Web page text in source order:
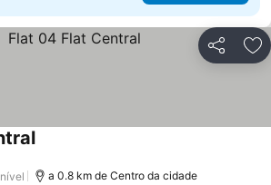
Partilhar
a 0.8 km de Centro da cidade